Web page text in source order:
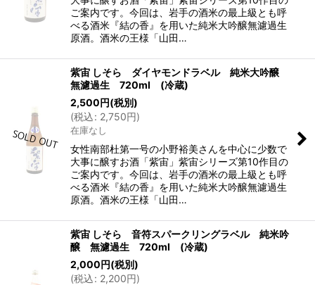
ご案内です。今回は、岩手の酒米の最上級とも呼
べる酒米『結の香』を用いた純米大吟醸無濾過生
原酒。酒米の王様「山田…
紫宙 しそら ダイヤモンドラベル 純米大吟醸
無濾過生 720ml (冷蔵)
2,500円(税別)
(税込: 2,750円)
在庫なし
女性南部杜第一号の小野裕美さんを中心に少数で
大事に醸すお酒「紫宙」紫宙シリーズ第10作目の
ご案内です。今回は、岩手の酒米の最上級とも呼
べる酒米『結の香』を用いた純米大吟醸無濾過生
原酒。酒米の王様「山田…
紫宙 しそら 音符スパークリングラベル 純米吟
醸 無濾過生 720ml (冷蔵)
2,000円(税別)
(税込: 2,200円)